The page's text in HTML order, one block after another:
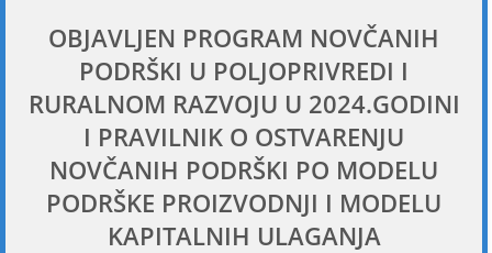
OBJAVLJEN PROGRAM NOVČANIH
PODRŠKI U POLJOPRIVREDI I
RURALNOM RAZVOJU U 2024.GODINI
I PRAVILNIK O OSTVARENJU
NOVČANIH PODRŠKI PO MODELU
PODRŠKE PROIZVODNJI I MODELU
KAPITALNIH ULAGANJA